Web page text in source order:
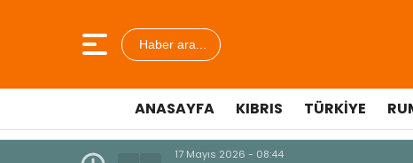
Haber ara...
ANASAYFA KIBRIS TÜRKIYE
10 Temmuz 2026 - 18:49